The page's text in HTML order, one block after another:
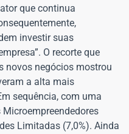
que continua
investir suas
O recorte que
novos negócios mostrou
a alta mais
sequência, com uma
Limitadas (7,0%). Ainda